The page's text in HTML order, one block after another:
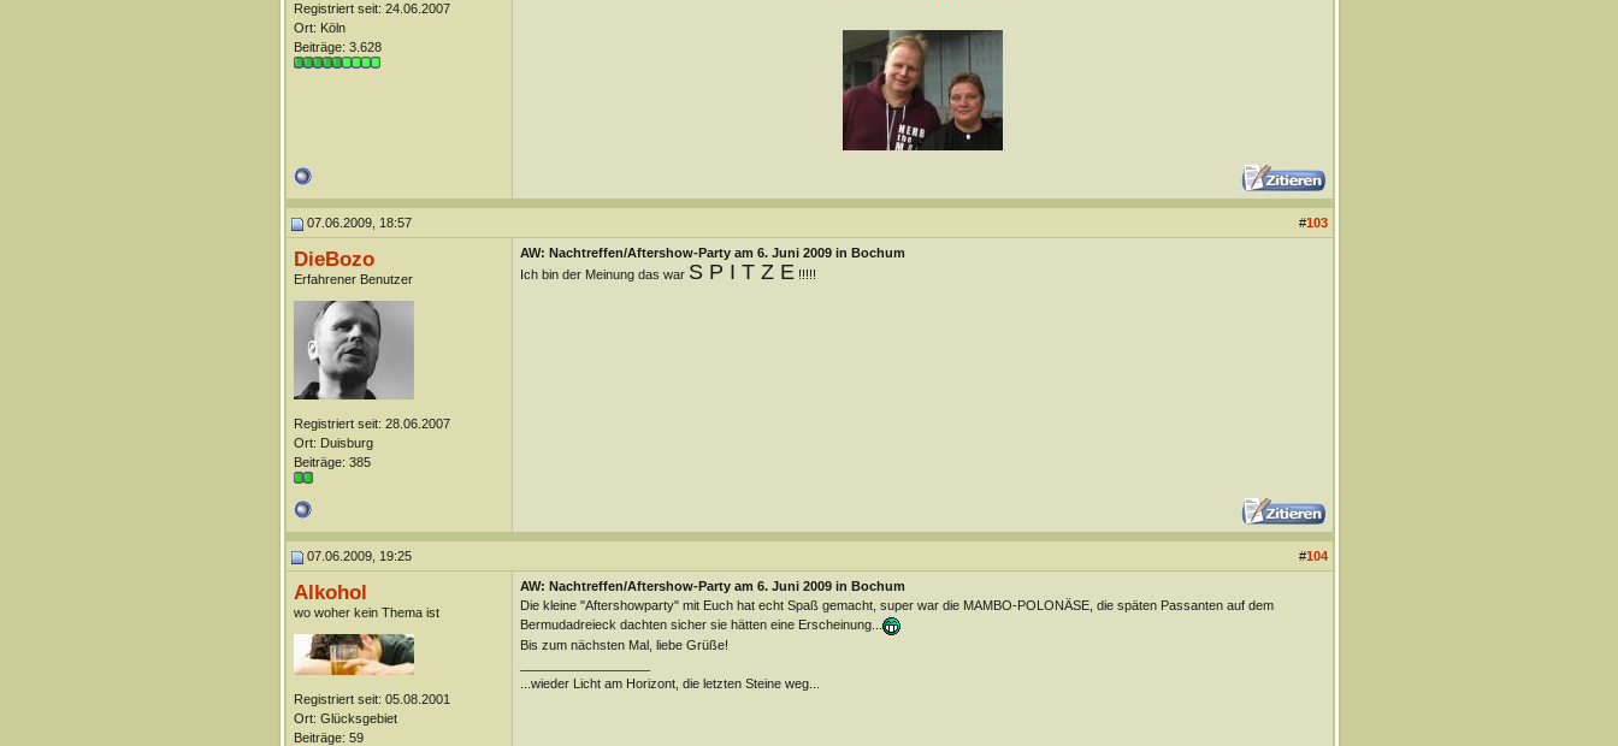
Registriert seit: 24.06.2007
Ort: Köln
Beiträge: 3.628
07.06.2009, 18:57 #103
DieBozo
Erfahrener Benutzer
Registriert seit: 28.06.2007
Ort: Duisburg
Beiträge: 385
AW: Nachtreffen/Aftershow-Party am 6. Juni 2009 in Bochum
Ich bin der Meinung das war S P I T Z E !!!!!
07.06.2009, 19:25 #104
Alkohol
wo woher kein Thema ist
Registriert seit: 05.08.2001
Ort: Glücksgebiet
Beiträge: 59
AW: Nachtreffen/Aftershow-Party am 6. Juni 2009 in Bochum
Die kleine "Aftershowparty" mit Euch hat echt Spaß gemacht, super war die MAMBO-POLONÄSE, die späten Passanten auf dem
Bermudadreieck dachten sicher sie hätten eine Erscheinung...
Bis zum nächsten Mal, liebe Grüße!
...wieder Licht am Horizont, die letzten Steine weg...